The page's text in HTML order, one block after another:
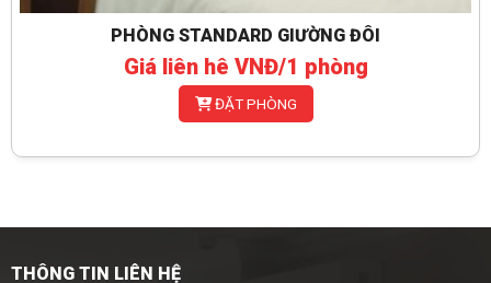
PHÒNG STANDARD GIƯỜNG ĐÔI
Giá liên hê VNĐ/1 phòng
ĐẶT PHÒNG
THÔNG TIN LIÊN HỆ